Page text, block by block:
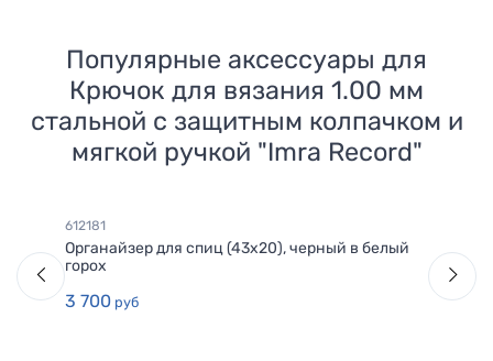
Популярные аксессуары для
Крючок для вязания 1.00 мм
стальной с защитным колпачком и
мягкой ручкой "Imra Record"
612181
Органайзер для спиц (43х20), черный в белый
горох
3 700 руб